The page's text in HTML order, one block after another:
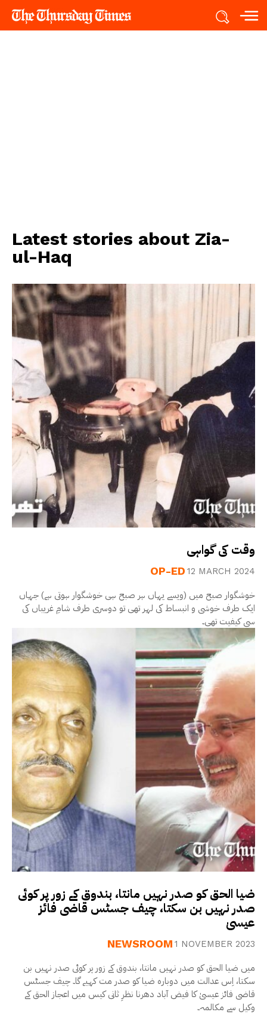
Latest stories about Zia-
ul-Haq
وقت کی گواہی
OP-ED 12 MARCH 2024
خوشگوار صبح میں (ویسے یہاں ہر صبح ہی خوشگوار ہوتی ہے) جہاں
ایک طرف خوشی و انبساط کی لہر تھی تو دوسری طرف شامِ غریباں کی
سی کیفیت تھی۔
ضیا الحق کو صدر نہیں مانتا، بندوق کے زور پر کوئی
صدر نہیں بن سکتا، چیف جسٹس قاضی فائز
عیسیٰ
NEWSROOM 1 NOVEMBER 2023
میں ضیا الحق کو صدر نہیں مانتا، بندوق کے زور پر کوئی صدر نہیں بن
سکتا، اِس عدالت میں دوبارہ ضیا کو صدر مت کہیے گا۔ چیف جسٹس
قاضی فائز عیسیٰ کا فیض آباد دھرنا نظرِ ثانی کیس میں اعجاز الحق کے
وکیل سے مکالمہ۔